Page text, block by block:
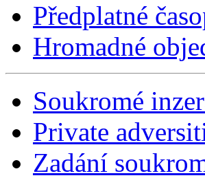
Předplatné
Hromadné
Soukromé
Private
Zadání